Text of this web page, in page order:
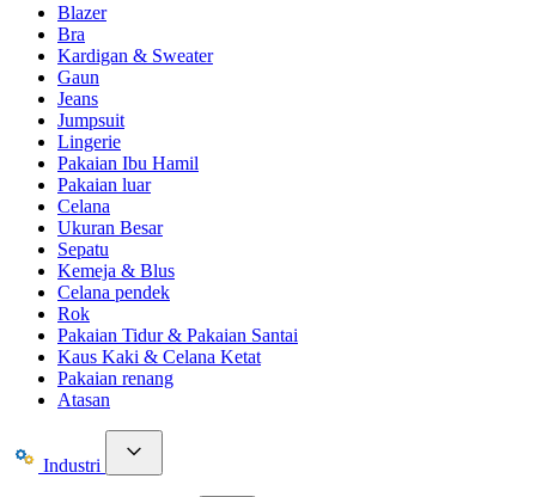
Blazer
Bra
Kardigan & Sweater
Gaun
Jeans
Jumpsuit
Lingerie
Pakaian Ibu Hamil
Pakaian luar
Celana
Ukuran Besar
Sepatu
Kemeja & Blus
Celana pendek
Rok
Pakaian Tidur & Pakaian Santai
Kaus Kaki & Celana Ketat
Pakaian renang
Atasan
Industri